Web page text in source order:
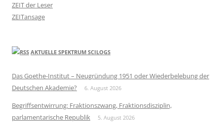
ZEIT der Leser
ZEITansage
AKTUELLE SPEKTRUM SCILOGS
Das Goethe-Institut – Neugründung 1951 oder Wiederbelebung der
Deutschen Akademie?
6. August 2026
Begriffsentwirrung: Fraktionszwang, Fraktionsdisziplin,
parlamentarische Republik
5. August 2026